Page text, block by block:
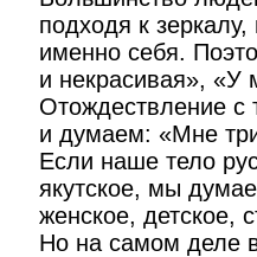
подходя к
именно себя.
и некрасивая»,
Отождествление с
и думаем: «Мне
Если наше тело
якутское, мы
женское,
Но на самом деле